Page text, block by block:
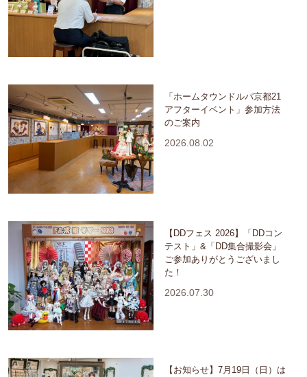
「ホームタウンドルパ京都21
アフターイベント」参加方法
のご案内
2026.08.02
【DDフェス 2026】「DDコン
テスト」&「DD集合撮影会」
ご参加ありがとうございまし
た！
2026.07.30
【お知らせ】7月19日（日）は